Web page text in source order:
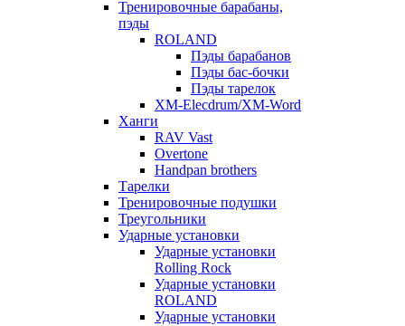
Тренировочные барабаны,
пэды
ROLAND
Пэды барабанов
Пэды бас-бочки
Пэды тарелок
XM-Elecdrum/XM-Word
Ханги
RAV Vast
Overtone
Handpan brothers
Тарелки
Тренировочные подушки
Треугольники
Ударные установки
Ударные установки
Rolling Rock
Ударные установки
ROLAND
Ударные установки